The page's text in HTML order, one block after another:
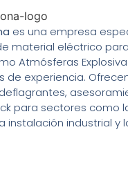
es una empresa
material eléctrico
Atmósferas
de experiencia.
para sectores como
instalación industrial y